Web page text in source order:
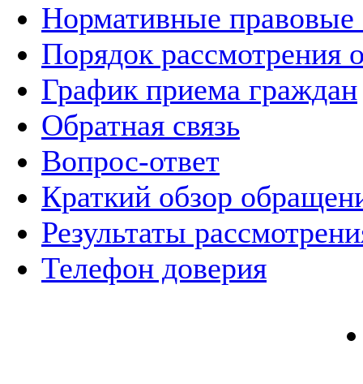
Нормативные правовые
Порядок рассмотрения
График приема граждан
Обратная связь
Вопрос-ответ
Краткий обзор
Результаты
Телефон доверия